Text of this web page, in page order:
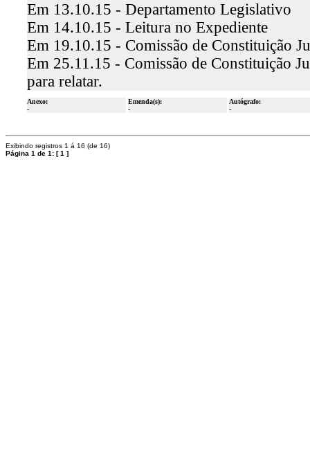
Em 13.10.15 - Departamento Legislativo
Em 14.10.15 - Leitura no Expediente
Em 19.10.15 - Comissão de Constituição
Em 25.11.15 - Comissão de Constituição
para relatar.
Anexo:
-
Emenda(s):
-
Autógrafo:
-
Exibindo registros 1 á 16 (de 16)
Página 1 de 1: [1 ]